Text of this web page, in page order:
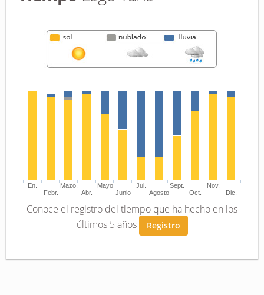
En.
Febr.
Mazo.
Abr.
Mayo
Junio
Jul.
Agosto
Sept.
Oct.
Nov.
Dic.
Conoce el registro del tiempo que ha hecho en los
últimos 5 años
Registro